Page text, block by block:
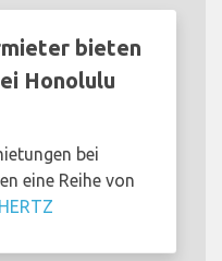
bieten
Honolulu
bei
eine Reihe von
HERTZ